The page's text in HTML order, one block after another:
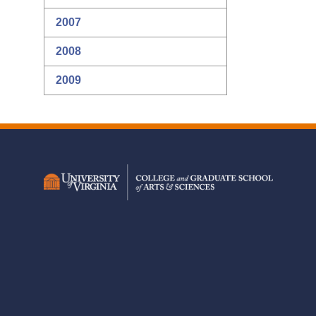
2007
2008
2009